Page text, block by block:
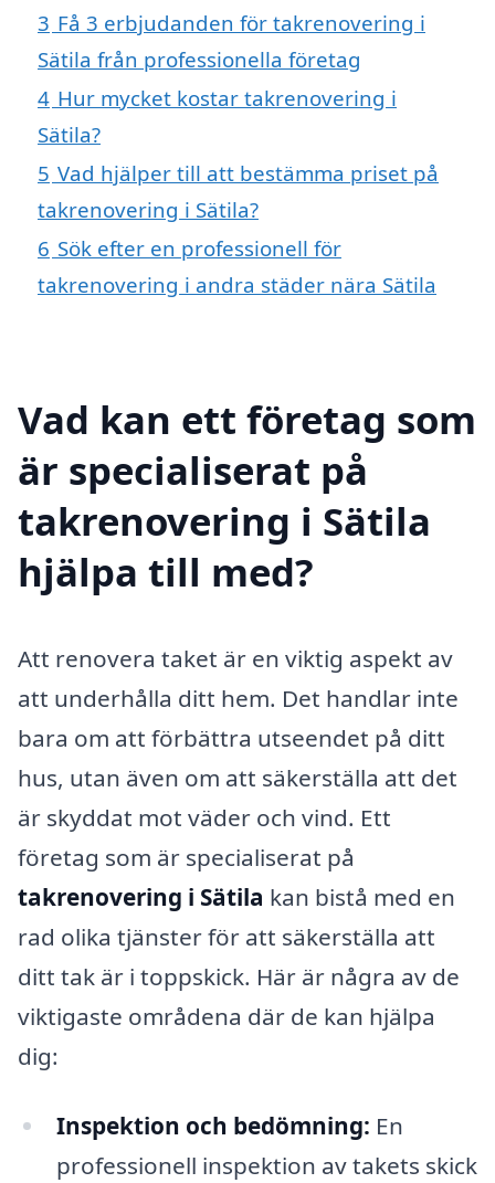
3 Få 3 erbjudanden för takrenovering i
Sätila från professionella företag
4 Hur mycket kostar takrenovering i
Sätila?
5 Vad hjälper till att bestämma priset på
takrenovering i Sätila?
6 Sök efter en professionell för
takrenovering i andra städer nära Sätila
Vad kan ett företag som
är specialiserat på
takrenovering i Sätila
hjälpa till med?
Att renovera taket är en viktig aspekt av
att underhålla ditt hem. Det handlar inte
bara om att förbättra utseendet på ditt
hus, utan även om att säkerställa att det
är skyddat mot väder och vind. Ett
företag som är specialiserat på
takrenovering i Sätila kan bistå med en
rad olika tjänster för att säkerställa att
ditt tak är i toppskick. Här är några av de
viktigaste områdena där de kan hjälpa
dig:
Inspektion och bedömning: En
professionell inspektion av takets skick